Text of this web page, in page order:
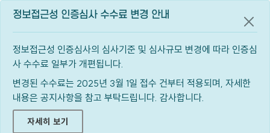
정보접근성 인증심사 수수료 변경 안내
정보접근성 인증심사의 심사기준 및 심사규모 변경에 따라 인증심
사 수수료 일부가 개편됩니다.
변경된 수수료는 2025년 3월 1일 접수 건부터 적용되며, 자세한
내용은 공지사항을 참고 부탁드립니다. 감사합니다.
자세히 보기
공지